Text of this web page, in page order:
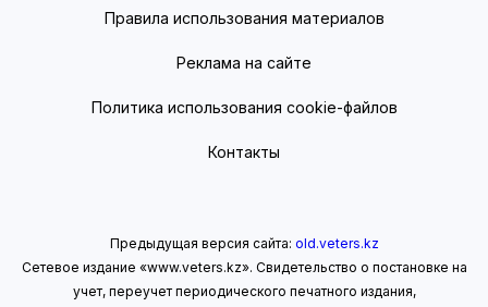
Правила использования материалов
Реклама на сайте
Политика использования cookie-файлов
Контакты
Предыдущая версия сайта: old.veters.kz
Сетевое издание «www.veters.kz». Свидетельство о постановке на
учет, переучет периодического печатного издания,